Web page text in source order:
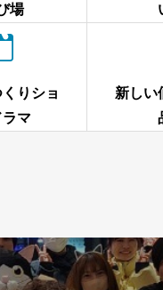
場
りショ
マ
新しい